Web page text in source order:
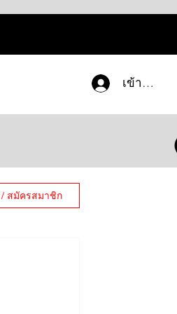
เข้าสู่ระบบ
สมัครสมาชิก